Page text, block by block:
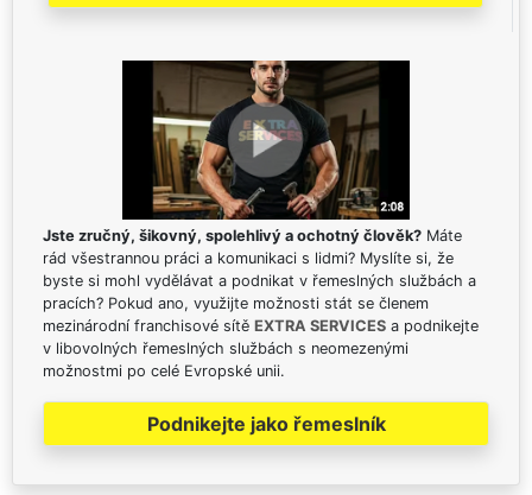
Jste zručný, šikovný, spolehlivý a ochotný člověk? Máte
rád všestrannou práci a komunikaci s lidmi? Myslíte si, že
byste si mohl vydělávat a podnikat v řemeslných službách a
pracích? Pokud ano, využijte možnosti stát se členem
mezinárodní franchisové sítě EXTRA SERVICES a podnikejte
v libovolných řemeslných službách s neomezenými
možnostmi po celé Evropské unii.
Podnikejte jako řemeslník